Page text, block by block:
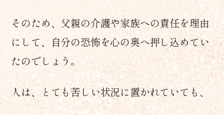
そのため、父親の介護や家族への責任を理由
にして、自分の恐怖を心の奥へ押し込めてい
たのでしょう。
人は、とても苦しい状況に置かれていても、